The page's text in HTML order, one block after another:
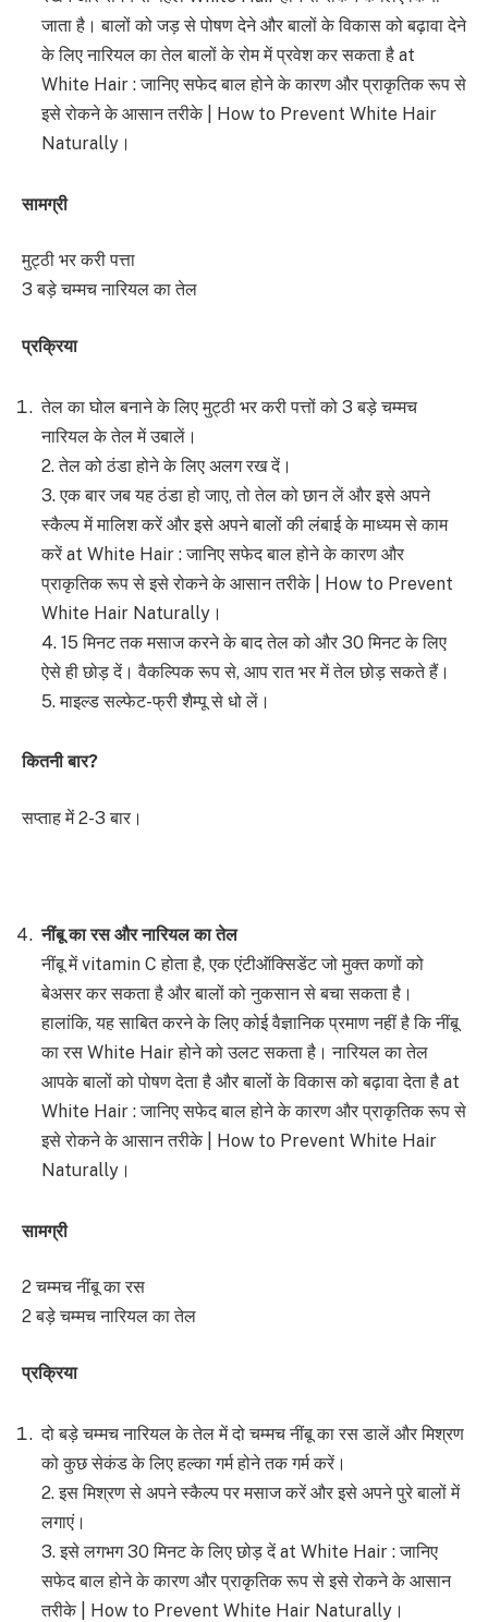
जाता है। बालों को जड़ से पोषण देने और बालों के विकास को बढ़ावा देने
के लिए नारियल का तेल बालों के रोम में प्रवेश कर सकता है at
White Hair : जानिए सफेद बाल होने के कारण और प्राकृतिक रूप से
इसे रोकने के आसान तरीके | How to Prevent White Hair
Naturally।
सामग्री
मुट्ठी भर करी पत्ता
3 बड़े चम्मच नारियल का तेल
प्रक्रिया
तेल का घोल बनाने के लिए मुट्ठी भर करी पत्तों को 3 बड़े चम्मच
नारियल के तेल में उबालें।
2. तेल को ठंडा होने के लिए अलग रख दें।
3. एक बार जब यह ठंडा हो जाए, तो तेल को छान लें और इसे अपने
स्कैल्प में मालिश करें और इसे अपने बालों की लंबाई के माध्यम से काम
करें at White Hair : जानिए सफेद बाल होने के कारण और
प्राकृतिक रूप से इसे रोकने के आसान तरीके | How to Prevent
White Hair Naturally।
4. 15 मिनट तक मसाज करने के बाद तेल को और 30 मिनट के लिए
ऐसे ही छोड़ दें। वैकल्पिक रूप से, आप रात भर में तेल छोड़ सकते हैं।
5. माइल्ड सल्फेट-फ्री शैम्पू से धो लें।
कितनी बार?
सप्ताह में 2-3 बार।
नींबू का रस और नारियल का तेल
नींबू में vitamin C होता है, एक एंटीऑक्सिडेंट जो मुक्त कणों को
बेअसर कर सकता है और बालों को नुकसान से बचा सकता है।
हालांकि, यह साबित करने के लिए कोई वैज्ञानिक प्रमाण नहीं है कि नींबू
का रस White Hair होने को उलट सकता है। नारियल का तेल
आपके बालों को पोषण देता है और बालों के विकास को बढ़ावा देता है at
White Hair : जानिए सफेद बाल होने के कारण और प्राकृतिक रूप से
इसे रोकने के आसान तरीके | How to Prevent White Hair
Naturally।
सामग्री
2 चम्मच नींबू का रस
2 बड़े चम्मच नारियल का तेल
प्रक्रिया
दो बड़े चम्मच नारियल के तेल में दो चम्मच नींबू का रस डालें और मिश्रण
को कुछ सेकंड के लिए हल्का गर्म होने तक गर्म करें।
2. इस मिश्रण से अपने स्कैल्प पर मसाज करें और इसे अपने पुरे बालों में
लगाएं।
3. इसे लगभग 30 मिनट के लिए छोड़ दें at White Hair : जानिए
सफेद बाल होने के कारण और प्राकृतिक रूप से इसे रोकने के आसान
तरीके | How to Prevent White Hair Naturally।